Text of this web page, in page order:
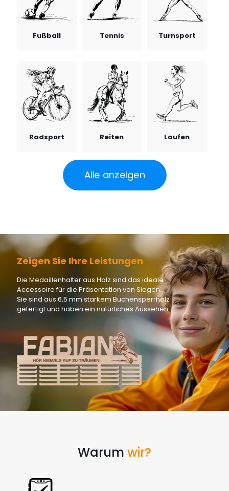
Fußball Tennis Turnsport
Radsport Reiten Laufen
Alle anzeigen
Zeigen Sie Ihre Leistungen
Die Medaillenhalter aus Holz sind das ideale
Accessoire für die Präsentation von Siegen.
Sie sind aus 6,5 mm starkem Buchensperrholz
gefertigt und haben ein natürliches Aussehen.
Warum wir?